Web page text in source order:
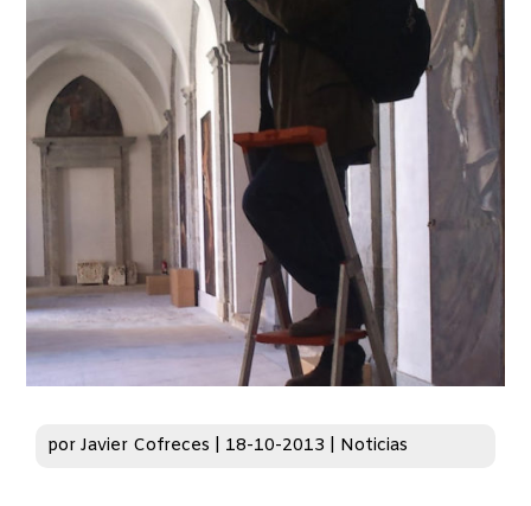
porJavier Cofreces 18-10-2013 Noticias